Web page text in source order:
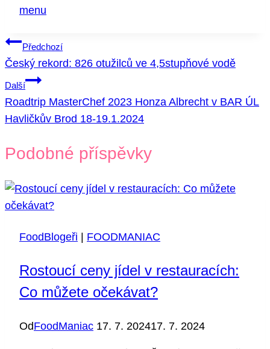
menu
Navigace
pro
příspěvek
Předchozí
Český rekord: 826 otužilců ve 4,5stupňové vodě
Další
Roadtrip MasterChef 2023 Honza Albrecht v BAR ÚL
Havličkův Brod 18-19.1.2024
Podobné příspěvky
FoodBlogeři FOODMANIAC
Rostoucí ceny jídel v restauracích:
Co můžete očekávat?
OdFoodManiac 17. 7. 202417. 7. 2024